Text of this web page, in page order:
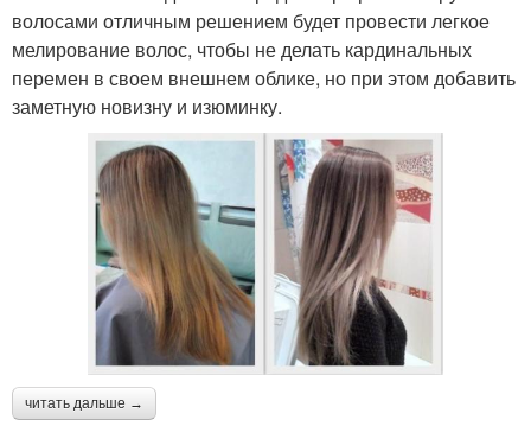
волосами отличным решением будет провести легкое
мелирование волос, чтобы не делать кардинальных
перемен в своем внешнем облике, но при этом добавить
заметную новизну и изюминку.
читать дальше →